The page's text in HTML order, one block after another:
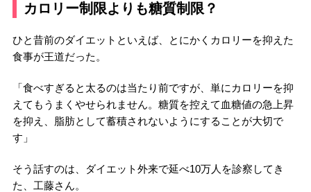
カロリー制限よりも糖質制限？
ひと昔前のダイエットといえば、とにかくカロリーを抑えた
食事が王道だった。
「食べすぎると太るのは当たり前ですが、単にカロリーを抑
えてもうまくやせられません。糖質を控えて血糖値の急上昇
を抑え、脂肪として蓄積されないようにすることが大切で
す」
そう話すのは、ダイエット外来で延べ10万人を診察してき
た、工藤さん。